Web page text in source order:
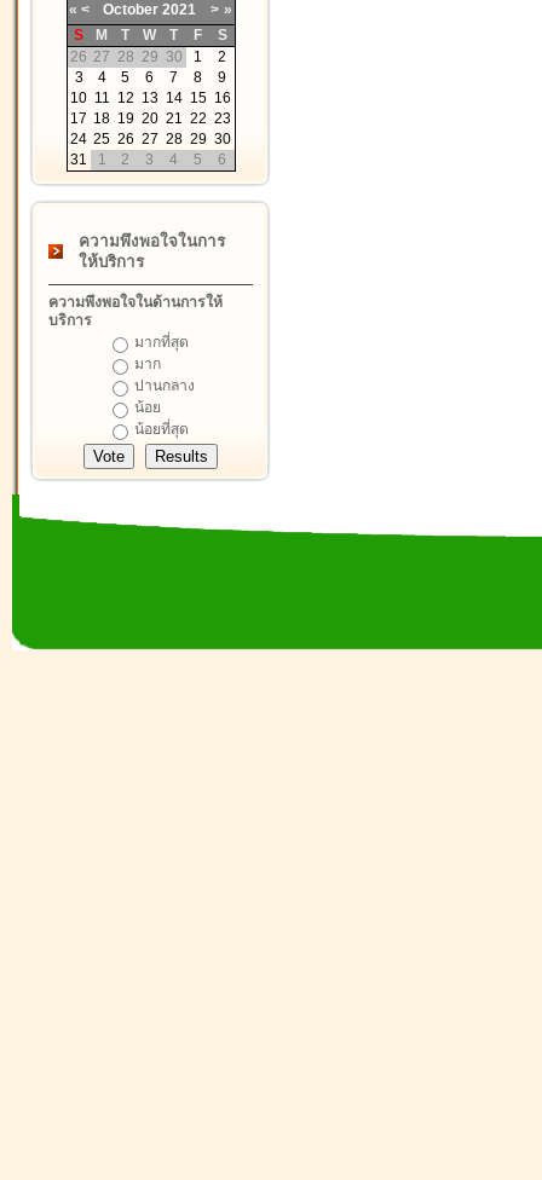
« < October 2021 > »
S
M T W T F
S
26 27 28 29 30 1
2
3
4 5 6 7 8
9
10 11 12 13 14 15 16
17 18 19 20 21 22 23
24 25 26 27 28 29 30
31
1 2 3 4 5 6
ความพึงพอใจในการ
ให้บริการ
ความพึงพอใจในด้านการให้
บริการ
มากที่สุด
มาก
ปานกลาง
น้อย
น้อยที่สุด